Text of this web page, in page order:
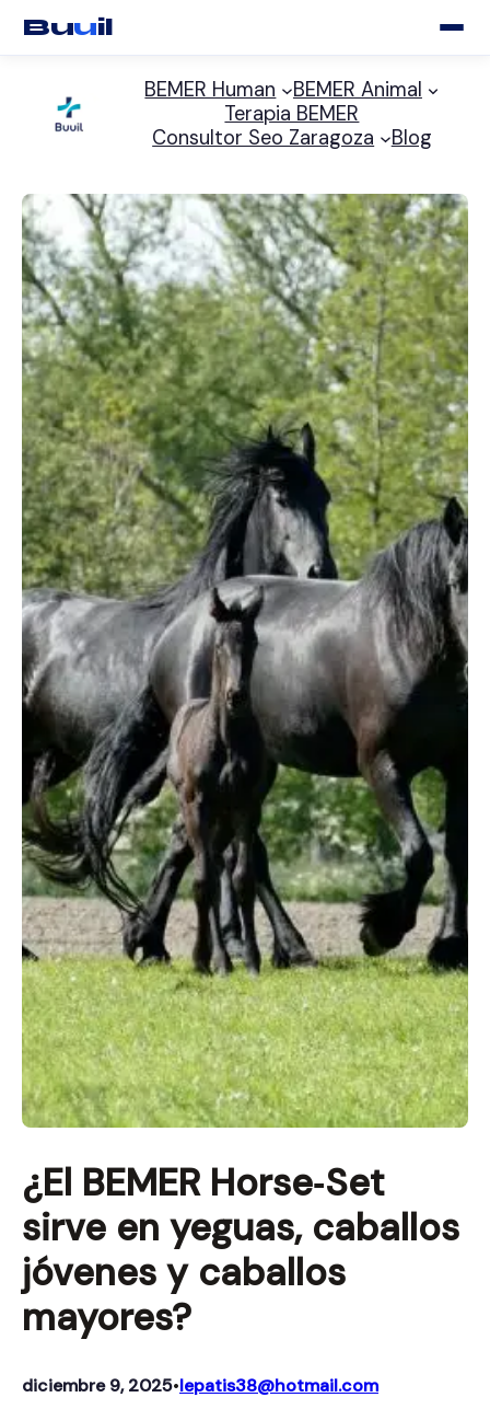
Buuil
contenido
BEMER Human
BEMER Animal
Terapia BEMER
Consultor Seo Zaragoza
Blog
¿El BEMER Horse‑Set
sirve en yeguas, caballos
jóvenes y caballos
mayores?
diciembre 9, 2025•lepatis38@hotmail.com